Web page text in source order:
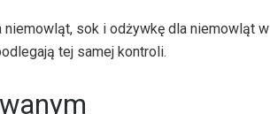
sok i odżywkę dla niemowląt w
tej samej kontroli.